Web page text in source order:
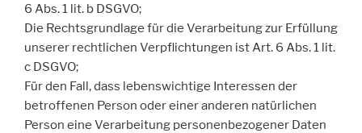
6 Abs. 1 lit. b DSGVO;
Die Rechtsgrundlage für die Verarbeitung zur Erfüllung
unserer rechtlichen Verpflichtungen ist Art. 6 Abs. 1 lit.
c DSGVO;
Für den Fall, dass lebenswichtige Interessen der
betroffenen Person oder einer anderen natürlichen
Person eine Verarbeitung personenbezogener Daten